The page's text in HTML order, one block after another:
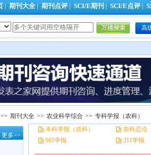
期刊大全 期刊点评 SCI/E期刊 SCI/E点评
高
>> 期刊大全 >> 农业科学综合 >> 专科学报（农科）
更多>>
本科学报（农科）
农科总论
985学报
211学报